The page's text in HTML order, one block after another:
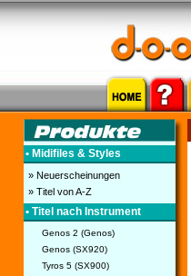
• Midifiles & Styles
» Neuerscheinungen
» Titel von A-Z
• Titel nach Instrument
Genos 2 (Genos)
Genos (SX920)
Tyros 5 (SX900)